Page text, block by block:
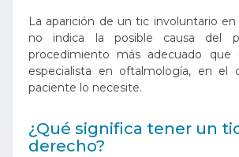
La aparición de un tic involuntario
no indica la posible causa del
procedimiento más adecuado que
especialista en oftalmología, en el
paciente lo necesite.
¿Qué significa tener un
derecho?